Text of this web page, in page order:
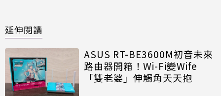
延伸閱讀
ASUS RT-BE3600M初音未來
路由器開箱！Wi-Fi變Wife
「雙老婆」伸觸角天天抱